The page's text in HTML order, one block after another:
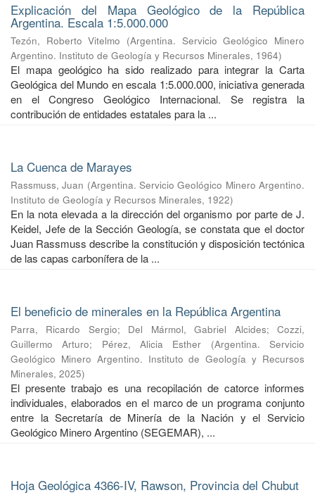
Explicación del Mapa Geológico de la República
Argentina. Escala 1:5.000.000
Tezón, Roberto Vitelmo (Argentina. Servicio Geológico Minero
Argentino. Instituto de Geología y Recursos Minerales, 1964)
El mapa geológico ha sido realizado para integrar la Carta
Geológica del Mundo en escala 1:5.000.000, iniciativa generada
en el Congreso Geológico Internacional. Se registra la
contribución de entidades estatales para la ...
La Cuenca de Marayes
Rassmuss, Juan (Argentina. Servicio Geológico Minero Argentino.
Instituto de Geología y Recursos Minerales, 1922)
En la nota elevada a la dirección del organismo por parte de J.
Keidel, Jefe de la Sección Geología, se constata que el doctor
Juan Rassmuss describe la constitución y disposición tectónica
de las capas carbonífera de la ...
El beneficio de minerales en la República Argentina
Parra, Ricardo Sergio; Del Mármol, Gabriel Alcides;Cozzi,
Guillermo Arturo; Pérez, Alicia Esther (Argentina. Servicio
Geológico Minero Argentino. Instituto de Geología y Recursos
Minerales, 2025)
El presente trabajo es una recopilación de catorce informes
individuales, elaborados en el marco de un programa conjunto
entre la Secretaría de Minería de la Nación y el Servicio
Geológico Minero Argentino (SEGEMAR), ...
Hoja Geológica 4366-IV, Rawson, Provincia del Chubut